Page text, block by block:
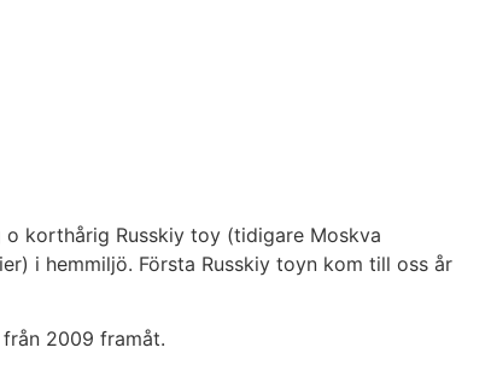
korthårig Russkiy toy (tidigare Moskva
i hemmiljö. Första Russkiy toyn kom till oss år
2009 framåt.